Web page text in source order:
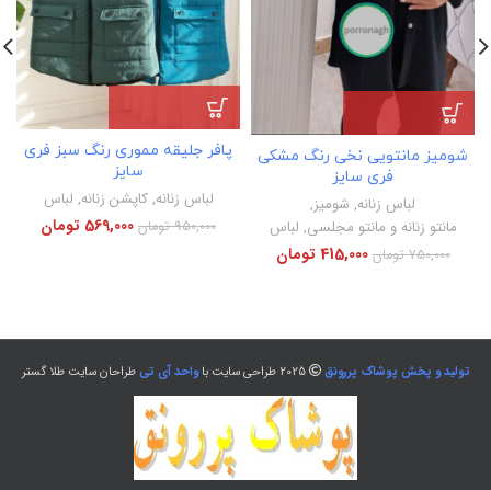
شومیز مانتویی نخی رنگ مشکی
فری سایز
لباس زنانه, شومیز,
مانتو زنانه و مانتو مجلسی, لباس
750,000 تومان 415,000 تومان
پافر جلیقه مموری رنگ سبز فری
سایز
لباس زنانه,کاپشن زنانه, لباس
950,000 تومان 569,000 تومان
تولید و پخش پوشاک پررونق 2025 طراحی سایت با واحد آی تیطراحان سایت طلا گستر